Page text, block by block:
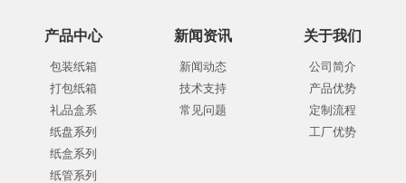
产品中心
包装纸箱
打包纸箱
礼品盒系
纸盘系列
纸盒系列
纸管系列
新闻资讯
新闻动态
技术支持
常见问题
关于我们
公司简介
产品优势
定制流程
工厂优势